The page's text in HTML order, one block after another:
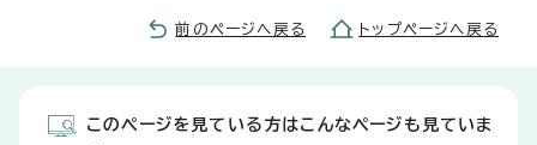
前のページへ戻る トップページへ戻る
このページを見ている方はこんなページも見ていま